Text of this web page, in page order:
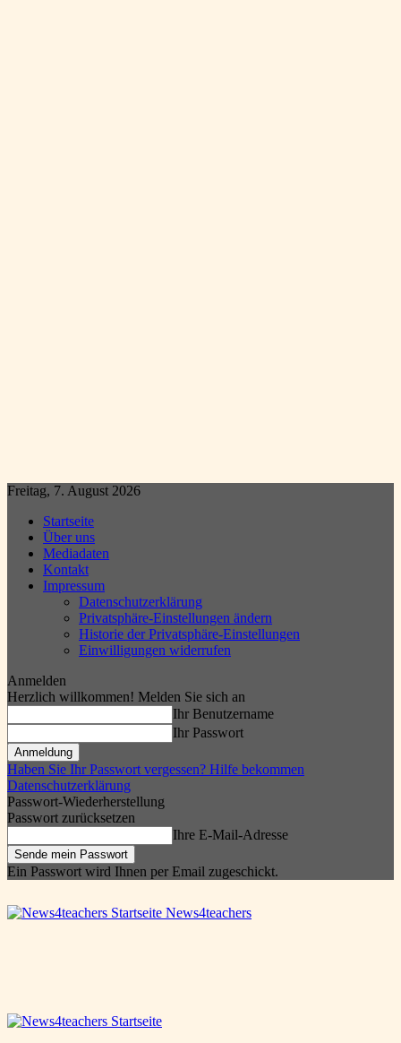
Freitag, 7. August 2026
Startseite
Über uns
Mediadaten
Kontakt
Impressum
Datenschutzerklärung
Privatsphäre-Einstellungen ändern
Historie der Privatsphäre-Einstellungen
Einwilligungen widerrufen
Anmelden
Herzlich willkommen! Melden Sie sich an
Ihr Benutzername
Ihr Passwort
Haben Sie Ihr Passwort vergessen? Hilfe bekommen
Datenschutzerklärung
Passwort-Wiederherstellung
Passwort zurücksetzen
Ihre E-Mail-Adresse
Ein Passwort wird Ihnen per Email zugeschickt.
News4teachers